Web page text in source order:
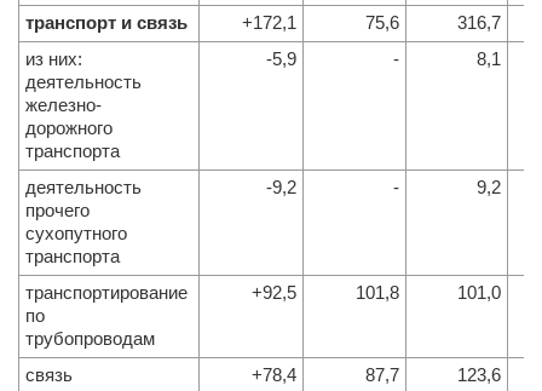
транспорт и связь +172,1 75,6
316,7
из них:
деятельность
железно-
дорожного
транспорта
-5,9 - 8,1
деятельность
прочего
сухопутного
транспорта
-9,2 - 9,2
транспортирование
по
трубопроводам
+92,5 101,8 101,0
связь +78,4 87,7
123,6